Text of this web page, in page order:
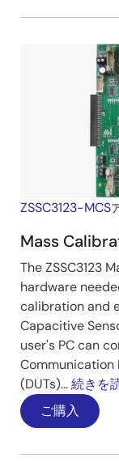
ZSSC3123-MCS
Mass
The ZSSC3123
hardware
calibration and
Capacitive
user's PC can
Communication
(DUTs)...続きを
ご購入